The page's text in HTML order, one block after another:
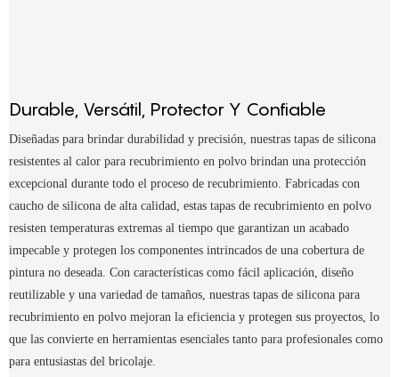
Durable, Versátil, Protector Y Confiable
Diseñadas para brindar durabilidad y precisión, nuestras tapas de silicona
resistentes al calor para recubrimiento en polvo brindan una protección
excepcional durante todo el proceso de recubrimiento. Fabricadas con
caucho de silicona de alta calidad, estas tapas de recubrimiento en polvo
resisten temperaturas extremas al tiempo que garantizan un acabado
impecable y protegen los componentes intrincados de una cobertura de
pintura no deseada. Con características como fácil aplicación, diseño
reutilizable y una variedad de tamaños, nuestras tapas de silicona para
recubrimiento en polvo mejoran la eficiencia y protegen sus proyectos, lo
que las convierte en herramientas esenciales tanto para profesionales como
para entusiastas del bricolaje.